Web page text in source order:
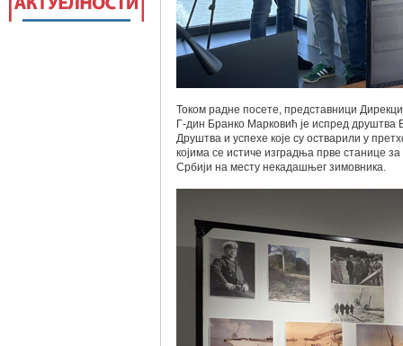
Током радне посете, представници
Г-дин Бранко Марковић је испред
Друштва и успехе које су остварили у
којима се истиче изградња прве станице
Србији на месту некадашњег зимовника.